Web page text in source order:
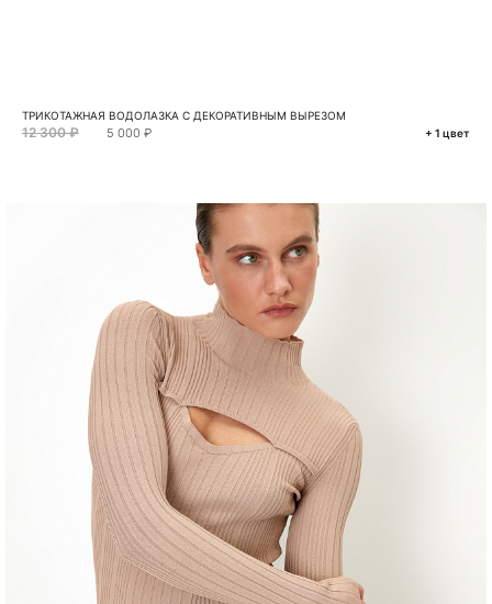
ТРИКОТАЖНАЯ ВОДОЛАЗКА С ДЕКОРАТИВНЫМ ВЫРЕЗОМ
12 300 ₽ 5 000 ₽ + 1 цвет